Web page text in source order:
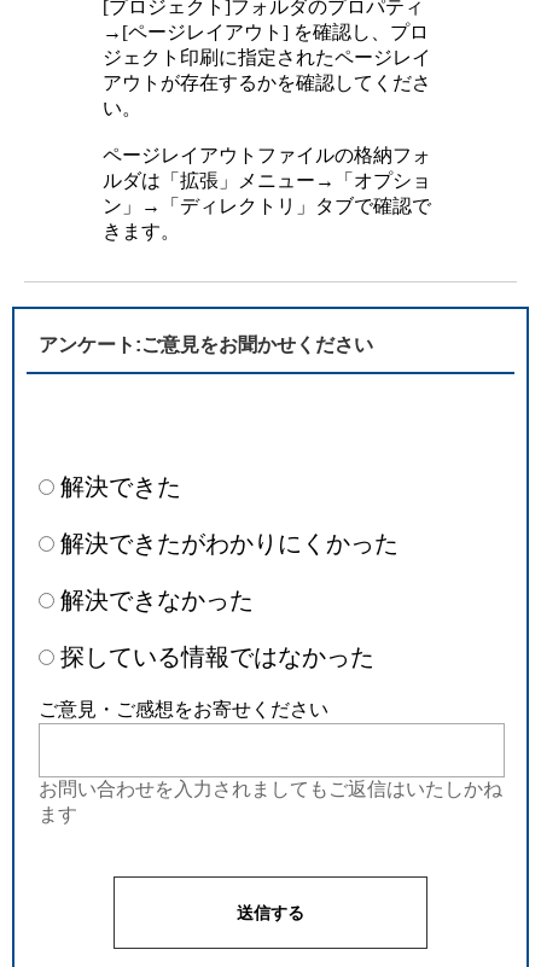
[プロジェクト]フォルダのプロパティ
→[ページレイアウト] を確認し、プロ
ジェクト印刷に指定されたページレイ
アウトが存在するかを確認してくださ
い。
ページレイアウトファイルの格納フォ
ルダは「拡張」メニュー→「オプショ
ン」→「ディレクトリ」タブで確認で
きます。
アンケート:ご意見をお聞かせください
解決できた
解決できたがわかりにくかった
解決できなかった
探している情報ではなかった
ご意見・ご感想をお寄せください
お問い合わせを入力されましてもご返信はいたしかね
ます